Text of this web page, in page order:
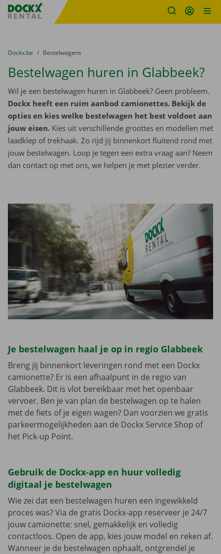
Fratello DEMO
U bevindt zich hier:
van
Dockx.be naar
Bestelwagens
Bestelwagen huren in Glabbeek?
Wil je een bestelwagen huren in Glabbeek? Geen probleem.
Dockx heeft een ruim aanbod camionettes. Bekijk de
opties en kies welke bestelwagen het best voldoet aan
jouw eisen. Kies uit verschillende groottes en modellen met
laadklep of trekhaak. Zo rijd jij binnenkort fluitend rond met
jouw bestelwagen. Loop je tegen een extra vraag aan? Neem
dan contact op met ons, we helpen je met plezier verder.
Je bestelwagen haal je op in regio Glabbeek
Breng jij binnenkort leveringen rond met een Dockx
camionette? Er is een afhaalpunt in de regio van
Glabbeek. Dit is vlot bereikbaar met het openbaar
vervoer. Ben je van plan de bestelwagen op te halen
met de fiets of je eigen wagen? Dan voorzien we gratis
parkeermogelijkheden aan de Dockx Service Shop of
het Pick-up Point.
Gebruik de Dockx-app en huur volledig
digitaal je bestelwagen
Wie zei dat een bestelwagen huren een ingewikkeld
proces was? Via de gratis Dockx-app reserveer je 24/7
jouw camionette: snel, gemakkelijk en volledig
contactloos. Open de app, kies jouw model en reken af.
Wanneer je de bestelwagen ophaalt, ontgrendel je